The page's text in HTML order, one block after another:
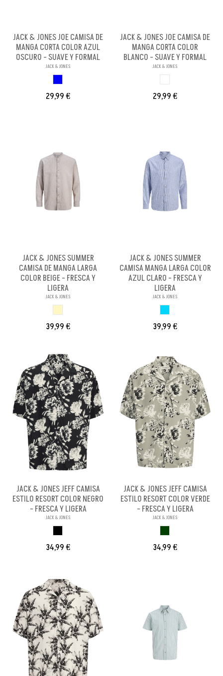
JACK & JONES JOE CAMISA DE
MANGA CORTA COLOR AZUL
OSCURO - SUAVE Y FORMAL
JACK & JONES
29,99 €
JACK & JONES JOE CAMISA DE
MANGA CORTA COLOR
BLANCO - SUAVE Y FORMAL
JACK & JONES
29,99 €
JACK & JONES SUMMER
CAMISA DE MANGA LARGA
COLOR BEIGE - FRESCA Y
LIGERA
JACK & JONES
39,99 €
JACK & JONES SUMMER
CAMISA MANGA LARGA COLOR
AZUL CLARO - FRESCA Y
LIGERA
JACK & JONES
39,99 €
JACK & JONES JEFF CAMISA
ESTILO RESORT COLOR NEGRO
- FRESCA Y LIGERA
JACK & JONES
34,99 €
JACK & JONES JEFF CAMISA
ESTILO RESORT COLOR VERDE
- FRESCA Y LIGERA
JACK & JONES
34,99 €